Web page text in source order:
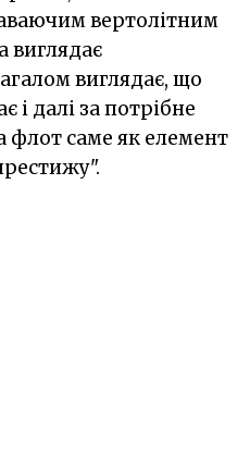
вертолітним
виглядає
виглядає, що
і далі за потрібне
флот саме як елемент